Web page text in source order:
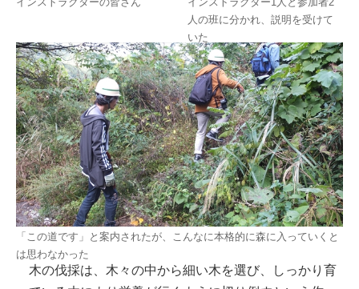
人の班に分かれ、説明を受けて
いた
「この道です」と案内されたが、こんなに本格的に森に入っていくと
は思わなかった
木の伐採は、木々の中から細い木を選び、しっかり育